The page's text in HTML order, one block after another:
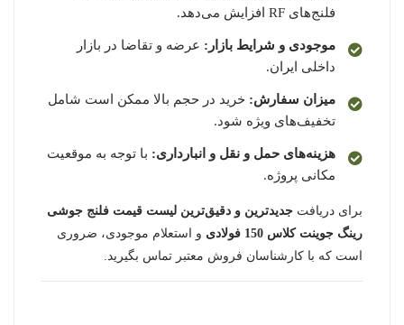
فلنج‌های RF افزایش می‌دهد.
موجودی و شرایط بازار: عرضه و تقاضا در بازار
داخلی ایران.
میزان سفارش: خرید در حجم بالا ممکن است شامل
تخفیف‌های ویژه شود.
هزینه‌های حمل و نقل و انبارداری: با توجه به موقعیت
مکانی پروژه.
برای دریافت جدیدترین و دقیق‌ترین لیست قیمت فلنج جوشی
رینگ جوینت کلاس 150 فولادی
و استعلام موجودی، ضروری
است که با کارشناسان فروش معتبر تماس بگیرید.